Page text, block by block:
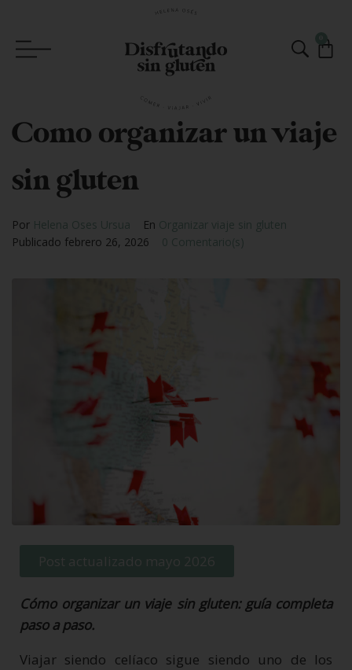
Como organizar un viaje
sin gluten
Por Helena Oses Ursua En Organizar viaje sin gluten
Publicado febrero 26, 2026 0 Comentario(s)
Post actualizado mayo 2026
Cómo organizar un viaje sin gluten: guía completa
paso a paso.
Viajar siendo celíaco sigue siendo uno de los